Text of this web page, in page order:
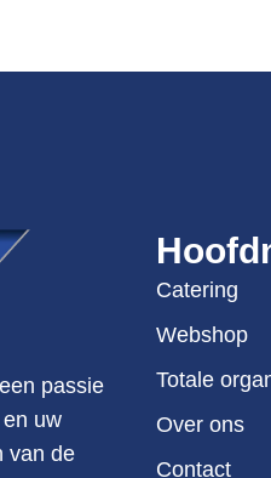
passie
uw
van de
Catering
Webshop
Totale
Over ons
Contact